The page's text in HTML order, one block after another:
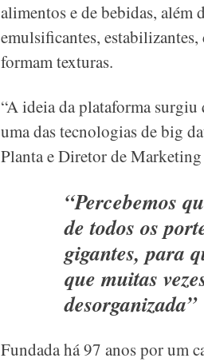
alimentos e de bebidas,
emulsificantes,
formam texturas.
“A ideia da plataforma
uma das tecnologias de big
Planta e Diretor de
“Percebemos
de todos os
gigantes, para
que muitas
desorganizada”
Fundada há 97 anos por um